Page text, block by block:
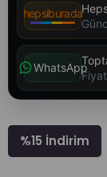
hepsiburada
WhatsApp
%15 İndirim